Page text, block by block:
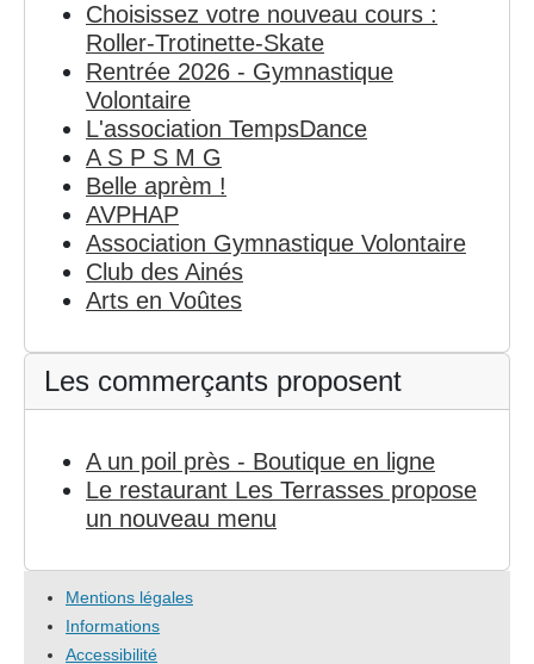
Choisissez votre nouveau cours :
Roller-Trotinette-Skate
Rentrée 2026 - Gymnastique
Volontaire
L'association TempsDance
A S P S M G
Belle aprèm !
AVPHAP
Association Gymnastique Volontaire
Club des Ainés
Arts en Voûtes
Les commerçants proposent
A un poil près - Boutique en ligne
Le restaurant Les Terrasses propose
un nouveau menu
Mentions légales
Informations
Accessibilité